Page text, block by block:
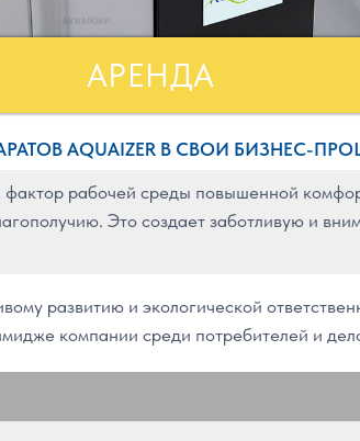
АРЕНДА
рабочей среды повышенной
Это создает заботливую и
развитию и экологической
компании среди потребителей и
AQUAIZER В СВОИ БИЗНЕС-